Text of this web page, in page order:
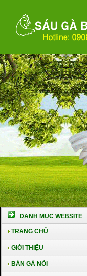
DANH MỤC WEBSITE
TRANG CHỦ
GIỚI THIỆU
BÁN GÀ NÒI